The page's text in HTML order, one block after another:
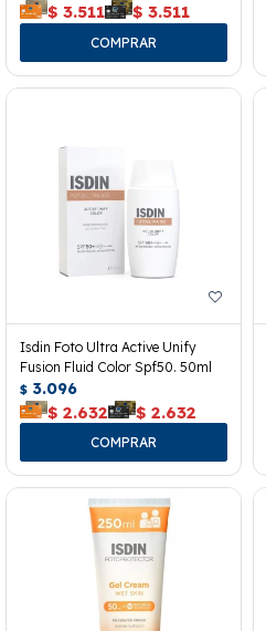
$ 3.511 $ 3.511
Isdin Foto Ultra Active Unify
Fusion Fluid Color Spf50. 50ml
$ 3.096
$ 2.632 $ 2.632